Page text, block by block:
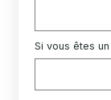
Si vous êtes